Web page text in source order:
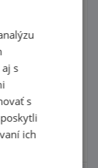
termín
do 30 dní
€
€
za posledných
zľavou: 369,00 €
0 ks
s
s
ich